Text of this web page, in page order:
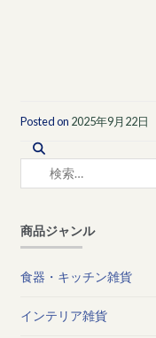
Posted on 2025年9月22日
索:
商品ジャンル
食器・キッチン雑貨
インテリア雑貨